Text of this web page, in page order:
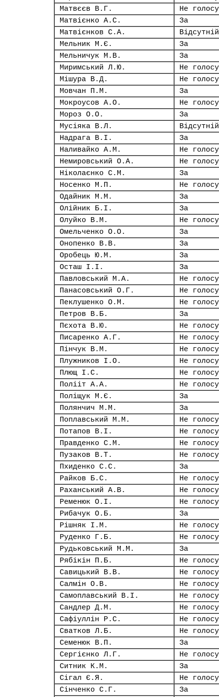
Матвєєв В.Г.
Не
Матвієнко А.С.
За
Матвієнков С.А.
Відсутній
Мельник М.Є.
За
Мельничук М.В.
За
Миримський Л.Ю.
Не
Мішура В.Д.
Не
Мовчан П.М.
За
Мокроусов А.О.
Не
Мороз О.О.
За
Мусіяка В.Л.
Відсутній
Надрага В.І.
За
Наливайко А.М.
Не
Немировський О.А.
Не
Ніколаєнко С.М.
За
Носенко М.П.
Не
Одайник М.М.
За
Олійник Б.І.
За
Олуйко В.М.
Не
Омельченко О.О.
За
Онопенко В.В.
За
Оробець Ю.М.
За
Осташ І.І.
За
Павловський М.А.
Не
Панасовський О.Г.
Не
Пеклушенко О.М.
Не
Петров В.Б.
За
Пєхота В.Ю.
Не
Писаренко А.Г.
Не
Пінчук В.М.
Не
Плужников І.О.
Не
Плющ І.С.
Не
Полііт А.А.
Не
Поліщук М.Є.
За
Полянчич М.М.
За
Поплавський М.М.
Не
Потапов В.І.
Не
Правденко С.М.
Не
Пузаков В.Т.
Не
Пхиденко С.С.
За
Райков Б.С.
Не
Раханський А.В.
Не
Ременюк О.І.
Не
Рибачук О.Б.
За
Рішняк І.М.
Не
Руденко Г.Б.
Не
Рудьковський М.М.
За
Рябікін П.Б.
Не
Савицький В.В.
Не
Салмін О.В.
Не
Самоплавський В.І.
Не
Сандлер Д.М.
Не
Сафіуллін Р.С.
Не
Сватков Л.Б.
Не
Семенюк В.П.
За
Сергієнко Л.Г.
Не
Ситник К.М.
За
Сігал Є.Я.
Не
Сінченко С.Г.
За